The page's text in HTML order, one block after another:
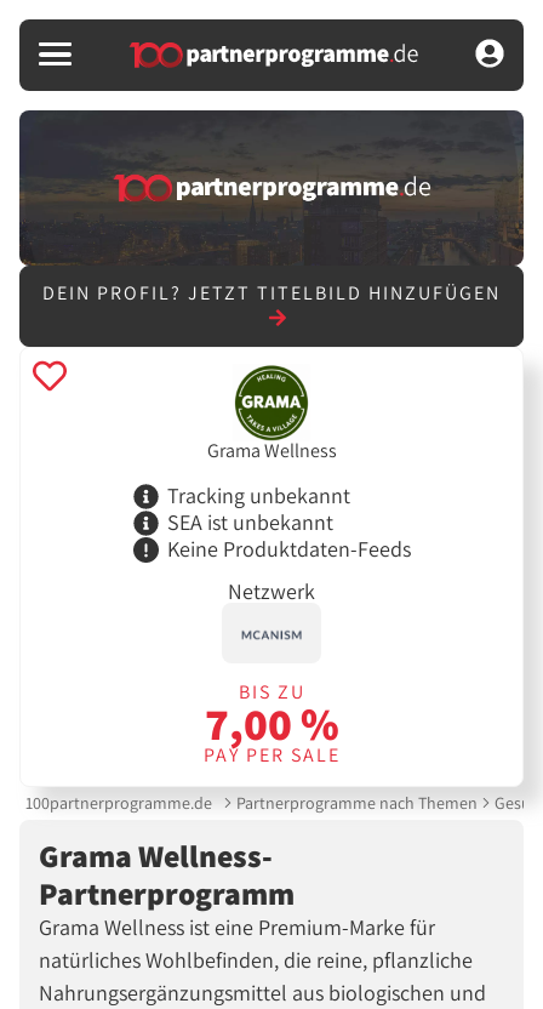
DEIN PROFIL? JETZT TITELBILD HINZUFÜGEN
Grama Wellness
Tracking unbekannt
SEA ist unbekannt
Keine Produktdaten-Feeds
Netzwerk
BIS ZU
7,00 %
PAY PER SALE
100partnerprogramme.de Partnerprogramme nach Themen
Grama Wellness-
Partnerprogramm
Grama Wellness ist eine Premium-Marke für
natürliches Wohlbefinden, die reine, pflanzliche
Nahrungsergänzungsmittel aus biologischen und